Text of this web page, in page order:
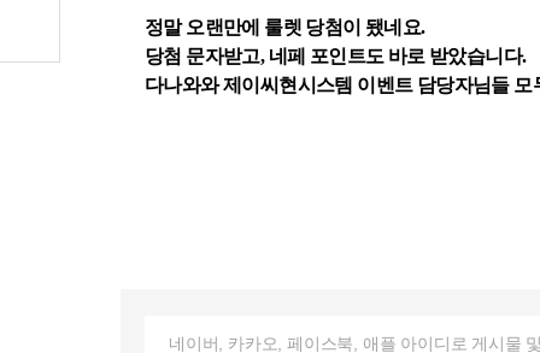
정말 오랜만에 룰렛 당첨이 됐네요.
당첨 문자받고, 네페 포인트도 바로 받았습니다.
다나와와 제이씨현시스템 이벤트 담당자님들 모